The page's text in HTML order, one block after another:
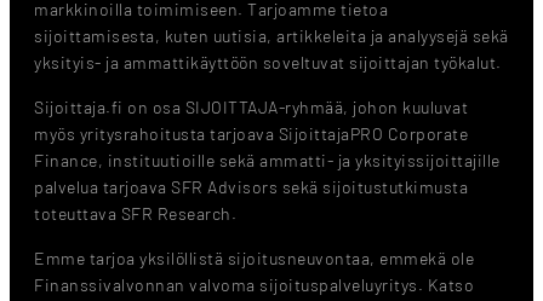
markkinoilla toimimiseen. Tarjoamme tietoa
sijoittamisesta, kuten uutisia, artikkeleita ja analyysejä sekä
yksityis- ja ammattikäyttöön soveltuvat sijoittajan työkalut.
Sijoittaja.fi on osa SIJOITTAJA-ryhmää, johon kuuluvat
myös yritysrahoitusta tarjoava SijoittajaPRO Corporate
Finance, instituutioille sekä ammatti- ja yksityissijoittajille
palvelua tarjoava SFR Advisors sekä sijoitustutkimusta
toteuttava SFR Research.
Emme tarjoa yksilöllistä sijoitusneuvontaa, emmekä ole
Finanssivalvonnan valvoma sijoituspalveluyritys. Katso